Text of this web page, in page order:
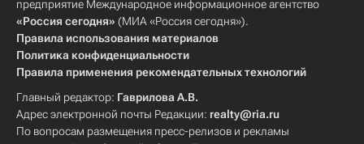
предприятие Международное информационное агентство
«Россия сегодня» (МИА «Россия сегодня»).
Правила использования материалов
Политика конфиденциальности
Правила применения рекомендательных технологий
Главный редактор: Гаврилова А.В.
Адрес электронной почты Редакции: realty@ria.ru
По вопросам размещения пресс-релизов и рекламы